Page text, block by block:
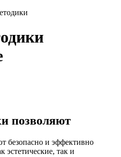
позволяют
безопасно и эффективно
эстетические, так и